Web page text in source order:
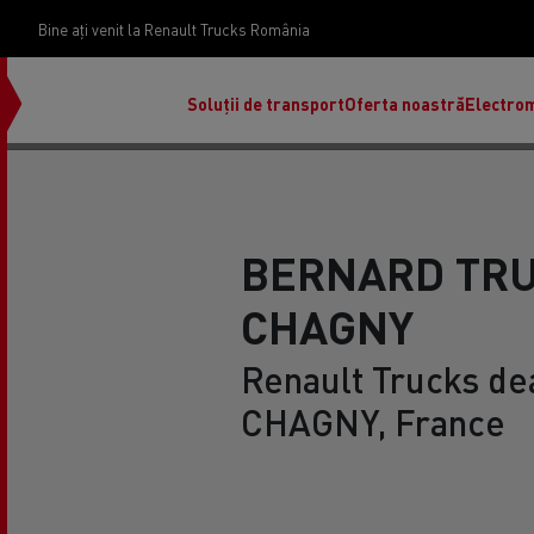
Bine ați venit la Renault Trucks România
Soluții de transportOferta noastră
BERNARD
CHAGNY
Renault Trucks
CHAGNY, France